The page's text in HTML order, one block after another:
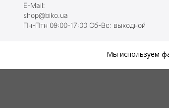
E-Mail:
shop@biko.ua
Пн-Птн 09:00-17:00 Сб-Вс: выходной
Мы используем